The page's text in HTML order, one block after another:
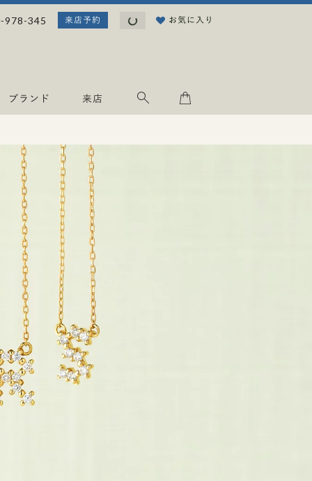
978-345 来店予約 読み込み中...お気に入り
ブランド 来店